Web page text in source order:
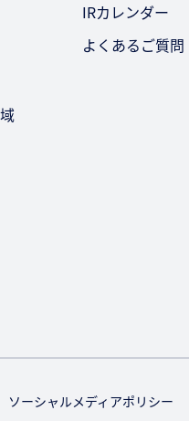
IRカレンダー
よくあるご質問
ソーシャルメディアポリシー